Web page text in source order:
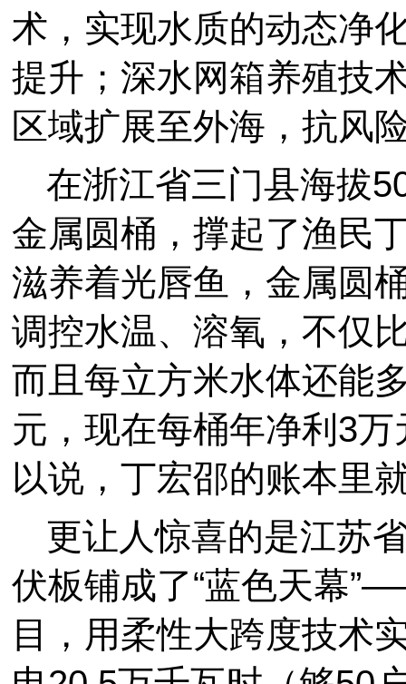
术，实现水质的动态净
提升；深水网箱养殖技
区域扩展至外海，抗风
在浙江省三门县海拔
金属圆桶，撑起了渔民
滋养着光唇鱼，金属圆
调控水温、溶氧，不仅
而且每立方米水体还能
元，现在每桶年净利3
以说，丁宏邵的账本里
更让人惊喜的是江苏
伏板铺成了“蓝色天幕
目，用柔性大跨度技术